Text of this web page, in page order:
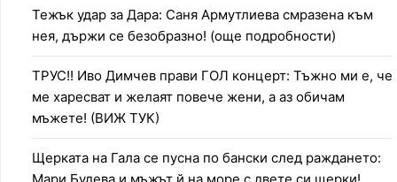
Тежък удар за Дара: Саня Армутлиева смразена към
нея, държи се безобразно! (още подробности)
ТРУС!! Иво Димчев прави ГОЛ концерт: Тъжно ми е, че
ме харесват и желаят повече жени, а аз обичам
мъжете! (ВИЖ ТУК)
Щерката на Гала се пусна по бански след раждането: